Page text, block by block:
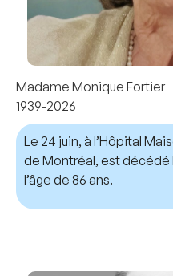
Madame Monique Fortier
1939-2026
Le 24 juin, à l’Hôpital
de Montréal, est décédé
l’âge de 86 ans.